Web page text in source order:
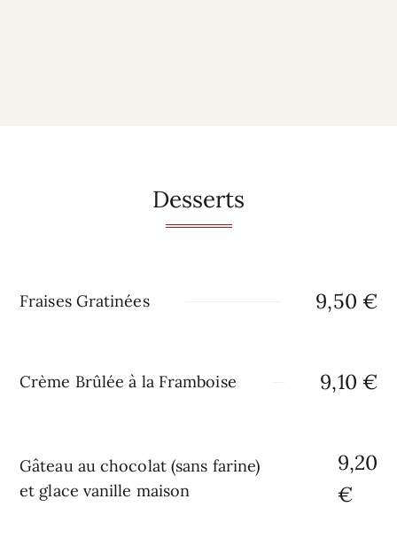
Desserts
Fraises Gratinées 9,50 €
Crème Brûlée à la Framboise 9,10 €
Gâteau au chocolat (sans farine)
et glace vanille maison
9,20
€